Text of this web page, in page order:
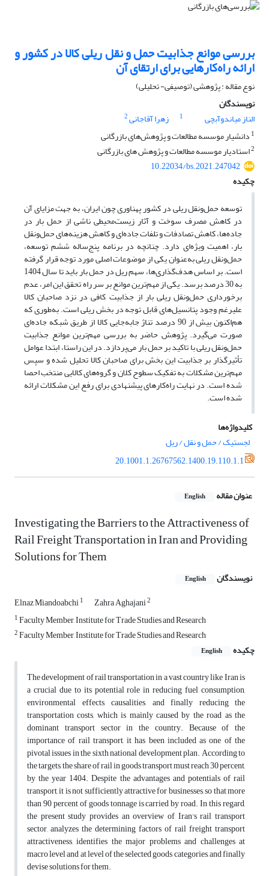
بررسی موانع جذابیت حمل و نقل ریلی کالا در کشور و
ارائه راه‌کارهایی برای ارتقای آن
نوع مقاله : پژوهشی (توصیفی- تحلیلی)
نویسندگان
الناز میاندوآبچی
1 زهرا آقاجانی2
1 دانشیار موسسه مطالعات و پژوهش‌های بازرگانی
2استادیار موسسه مطالعات و پژوهش های بازرگانی
10.22034/bs.2021.247042
چکیده
توسعه حمل‌ونقل ریلی در کشور پهناوری چون ایران، به جهت مزایای آن
در کاهش مصرف سوخت و آثار زیست‌محیطی ناشی از حمل بار در
جاده‌ها، کاهش تصادفات و تلفات جاده‌ای و کاهش هزینه‌های حمل‌ونقل
بار، اهمیت ویژه‌ای دارد. چنانچه در برنامه پنج‌ساله ششم توسعه،
حمل‌ونقل ریلی به‌عنوان یکی از موضوعات اصلی مورد توجه قرار گرفته
است. بر اساس هدف‌گذاری‌ها، سهم ریل در حمل بار باید تا سال 1404
به 30 درصد برسد. یکی از مهم‌ترین موانع بر سر راه تحقق این امر، عدم
برخورداری حمل‌ونقل ریلی بار از جذابیت کافی در نزد صاحبان کالا
علیرغم وجود پتانسیل‌های قابل توجه در بخش ریلی است. به‌طوری که
هم‌اکنون بیش از 90 درصد تناژ جابه‌جایی کالا از طریق شبکه جاده‌ای
صورت می‌گیرد. پژوهش حاضر به بررسی مهم‌ترین موانع جذابیت
حمل‌ونقل ریلی با تاکید بر حمل بار می‌پردازد. در این راستا، ابتدا عوامل
تأثیرگذار بر جذابیت این بخش برای صاحبان کالا تحلیل شده و سپس
مهم‌ترین مشکلات به تفکیک سطوح کلان و گروه‌های کالایی منتخب احصا
شده است. در نهایت راه‌کارهای پیشنهادی برای رفع این مشکلات ارائه
شده است.
کلیدواژه‌ها
لجستیک / حمل و نقل / ریل
20.1001.1.26767562.1400.19.110.1.1
عنوان مقاله English
Investigating the Barriers to the Attractiveness of
Rail Freight Transportation in Iran and Providing
Solutions for Them
نویسندگان English
Elnaz Miandoabchi1 Zahra Aghajani2
1Faculty Member, Institute for Trade Studies and Research
2Faculty Member, Institute for Trade Studies and Research
چکیده
English
The development of rail transportation in a vast country like Iran is
a crucial due to its potential role in reducing fuel consumption,
environmental effects, causalities, and finally reducing the
transportation costs, which is mainly caused by the road as the
dominant transport sector in the country. Because of the
importance of rail transport, it has been included as one of the
pivotal issues in the sixth national development plan. According to
the targets, the share of rail in goods transport must reach 30 percent,
by the year 1404. Despite the advantages and potentials of rail
transport, it is not sufficiently attractive for businesses, so that more
than 90 percent of goods tonnage is carried by road. In this regard,
the present study provides an overview of Iran's rail transport
sector, analyzes the determining factors of rail freight transport
attractiveness, identifies the major problems and challenges at
macro level and at level of the selected goods categories, and finally
devise solutions for them.